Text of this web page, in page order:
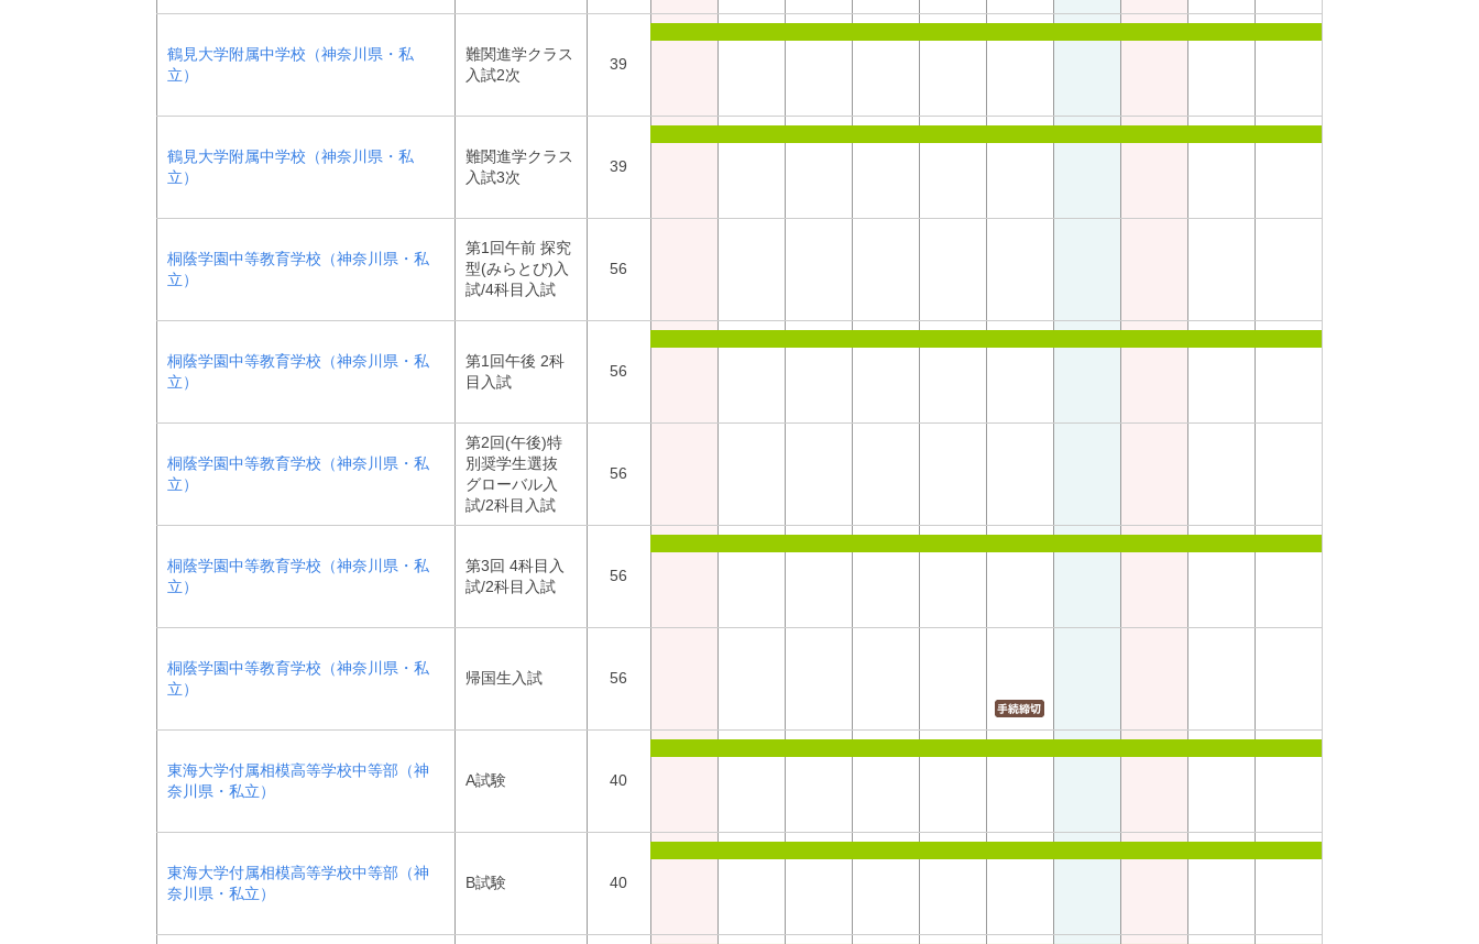
鶴見大学附属中学校（神奈川県・私
立）
難関進学クラス
入試2次
39
鶴見大学附属中学校（神奈川県・私
立）
難関進学クラス
入試3次
39
桐蔭学園中等教育学校（神奈川県・私
立）
第1回午前 探究
型(みらとび)入
試/4科目入試
56
桐蔭学園中等教育学校（神奈川県・私
立）
第1回午後 2科
目入試
56
桐蔭学園中等教育学校（神奈川県・私
立）
第2回(午後)特
別奨学生選抜
グローバル入
試/2科目入試
56
桐蔭学園中等教育学校（神奈川県・私
立）
第3回 4科目入
試/2科目入試
56
桐蔭学園中等教育学校（神奈川県・私
立）
帰国生入試 56
東海大学付属相模高等学校中等部（神
奈川県・私立）
A試験 40
東海大学付属相模高等学校中等部（神
奈川県・私立）
B試験 40